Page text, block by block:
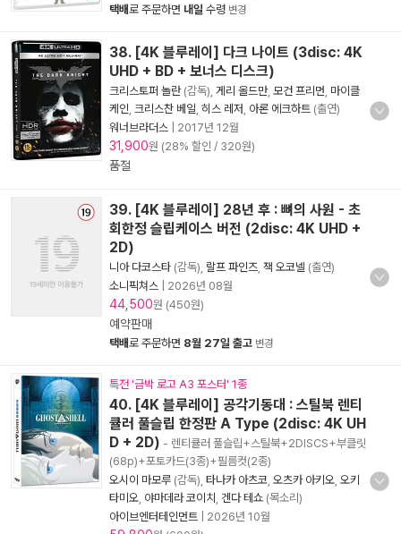
택배로 주문하면 내일 수령 변경
38. [4K 블루레이] 다크 나이트 (3disc: 4K
UHD + BD + 보너스 디스크)
크리스토퍼 놀란(감독), 게리 올드만, 모건 프리먼 마이클
케인 크리스찬 베일 히스 레저 아론 에크하트 (출연)
워너브라더스
2017년 12월
31,900원 (28% 할인 / 320원)
품절
39. [4K 블루레이] 28년 후 : 뼈의 사원 - 초
회한정 슬립케이스 버전 (2disc: 4K UHD +
2D)
니아 다코스타 (감독), 랄프 파인즈 잭 오코넬 (출연)
소니픽쳐스
2026년 08월
44,500원 (450원)
예약판매
택배로 주문하면 8월 27일 출고 변경
특전 '금박 로고 A3 포스터' 1종
40. [4K 블루레이] 공각기동대 : 스틸북 렌티
큘러 풀슬립 한정판 A Type (2disc: 4K UH
D + 2D) - 렌티큘러 풀슬립+스틸북+2DISCS+부클릿
(68p)+포토카드(3종)+필름컷(2종)
오시이 마모루 (감독), 타나카 아츠코 오츠카 아키오 오키
타미오 야마데라 코이치 겐다 테쇼 (목소리)
아이브엔터테인먼트
2026년 10월